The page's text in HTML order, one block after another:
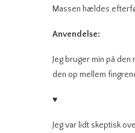
Massen hældes
Anvendelse:
Jeg bruger min på
den op mellem
♥
Jeg var lidt skeptisk